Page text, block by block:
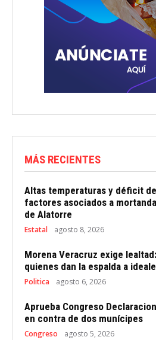
MÁS RECIENTES
Altas temperaturas y déficit
factores asociados a
de Alatorre
Estatal agosto 8, 2026
Morena Veracruz exige
quienes dan la espalda a
Politica agosto 6, 2026
Aprueba Congreso
en contra de dos munícipes
Congreso agosto 5, 2026